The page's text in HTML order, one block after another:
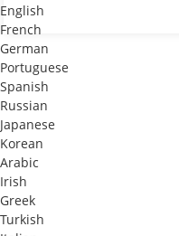
English
French
German
Portuguese
Spanish
Russian
Japanese
Korean
Arabic
Irish
Greek
Turkish